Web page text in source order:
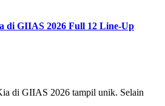
di GIIAS 2026 Full 12 Line-Up
di GIIAS 2026 tampil unik. Selain